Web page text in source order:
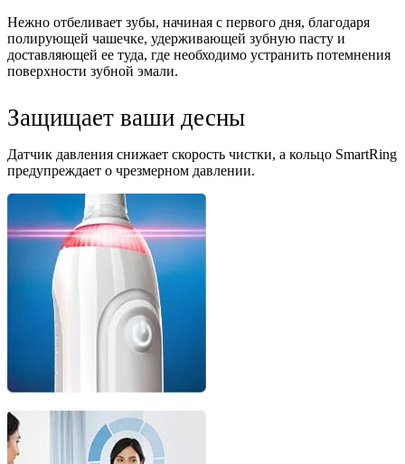
Нежно отбеливает зубы, начиная с первого дня, благодаря
полирующей чашечке, удерживающей зубную пасту и
доставляющей ее туда, где необходимо устранить потемнения
поверхности зубной эмали.
Защищает ваши десны
Датчик давления снижает скорость чистки, а кольцо SmartRing
предупреждает о чрезмерном давлении.